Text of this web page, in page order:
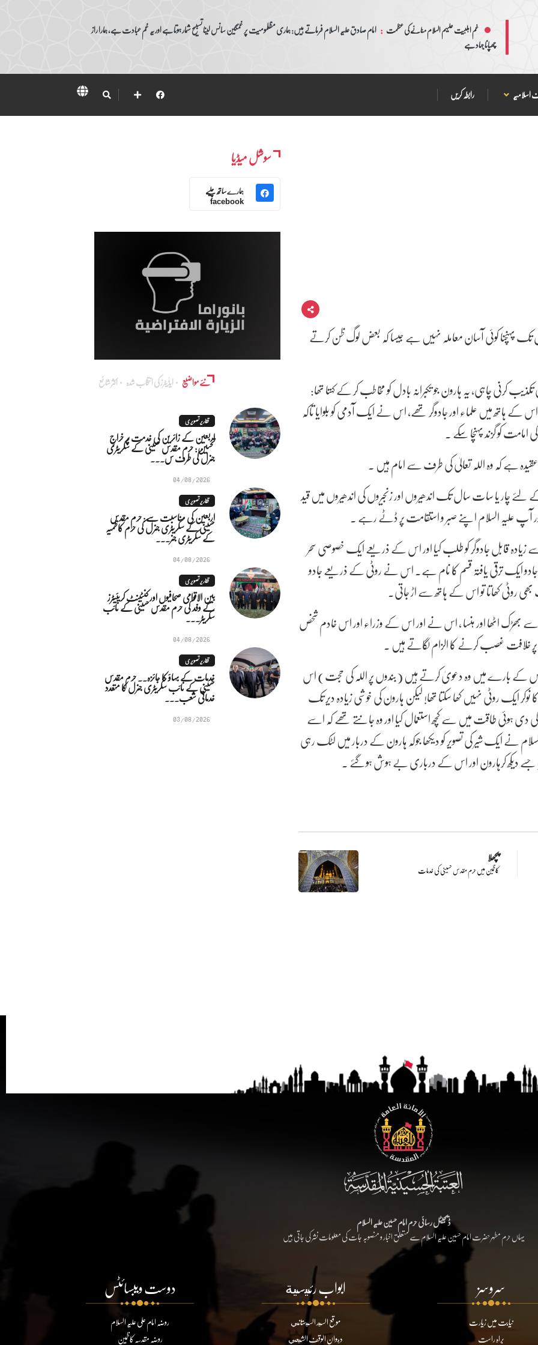
غم اہلبیت علیہم السلام منانے کی عظمت : امام صادق علیہ السلام فرماتے ہیں: ہماری مظلمومیت پر غمگین سانس لینا تسبیح شمار ہوتا ہے اور یہ غم عبادت ہے، ہمارا راز
چھپانا جہاد ہے
اسلامیہ رابطہ کریں
تک پہنچنا کوئی آسان معاملہ نہیں ہے جیسا کہ بعض لوگ ظن کرتے
کرنی چاہی، یہ ہارون جو تکبرانہ بادل کو مخاطب کر کے کہتا تھا:
کے ہاتھ میں علماء اور جادوگر تھے، اس نے ایک آدمی کو بلوایا تاکہ
کو گزند پہنچا سکے ۔
ہے کہ وہ اللہ تعالیٰ کی طرف سے امام ہیں ۔
چار یا سات سال تک اندھیروں اور زنجیروں کی اندھیروں میں قید
آپ علیہ السلام اپنے صبر و استقامت پر ڈٹے رہے ۔
قابل جادوگر کو طلب کیا اور اس کے ذریعے ایک خصوصی سحر
ایک ترقی یافتہ قسم کا نام ہے۔ اس نے روٹی کے ذریعے جادو
روٹی کھاتا تو اس کے ہاتھ سے اڑ جاتی۔
بھڑک اٹھا اور ہنسا ، اس نے اور اس کے وزراء اور اس خادم شخص
مجھ پر خلافت غصب کرنے کا الزام لگاتے ہیں ۔
جس کے بارے میں وہ دعویٰ کرتے ہیں (بندوں پر اللہ کی حجت) اس
ایک روٹی نہیں کھا سکتا تھا! لیکن ہارون کی خوشی زیادہ دیر تک
دی ہوئی طاقت میں سے کچھ استعمال کیا اور وہ جانتے تھے کہ اسے
نے ایک شیر کی تصویر کو دیکھا جوکہ ہارون کے دربار میں لٹک رہی
جسے دیکھ کرہارون اور اس کے درباری بے ہوش ہوگئے ۔
پچھلا
کاظمین میں حرم مقدس حسینی کی خدمات
سوشل میڈیا
ہمارے ساتھ چلیے
facebook
نئے مواضیع ایڈٰیٹرز کی انتخاب شدہ اکثر شائع
تقاریر تصویری
اربعین کے زائرین کی خدمت پر خراجِ
تحسین: حرم مقدس حسینی کے سکریٹری
جنرل کی طرف س...
04/08/2026
تقاریر تصویری
اربعین کی مناسبت سے: حرم مقدس
حسینی کے سکریٹری جنرل کی حرم کاظمیہ
کے سکریٹری جنر...
04/08/2026
تقاریر تصویری
بین الاقوامی صحافیوں اور کنٹینٹ کریئیٹرز
کے وفد کی حرم مقدس حسینی کے نائب
سکریٹر...
04/08/2026
تقاریر تصویری
خدمات کے بہاؤ کا جائزہ.. حرم مقدس
حسینی کے نائب سکریٹری جنرل کا متعدد
خدماتی شعب...
03/08/2026
ڈیجیٹل رسائی حرم امام حسین علیہ السلام
یہاں حرم مطہر حضرت امام حسین علیہ السلام سے متعلق اخبار و منصوبہ جات کی معلومات نشر کی جاتی ہیں
سروسز
نیابت میں زیارت
براہ راست
ابواب رئيسية
موقع السيد السيستاني
ديوان الوقف الشيعي
دوست ویبسائٹس
روضہ امام علی علیہ السلام
روضہ مقدسہ کاظمین